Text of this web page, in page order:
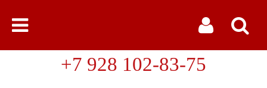
+7 928 102-83-75